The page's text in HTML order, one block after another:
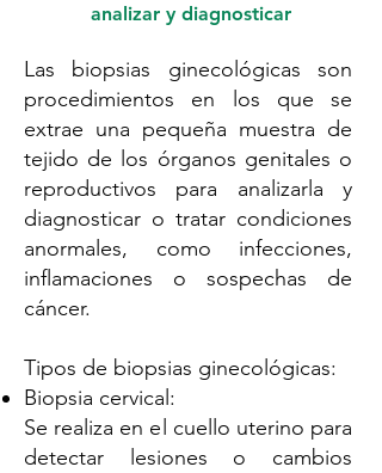
analizar y diagnosticar
Las biopsias ginecológicas son
procedimientos en los que se
extrae una pequeña muestra de
tejido de los órganos genitales o
reproductivos para analizarla y
diagnosticar o tratar condiciones
anormales, como infecciones,
inflamaciones o sospechas de
cáncer.
Tipos de biopsias ginecológicas:
Biopsia cervical:
Se realiza en el cuello uterino para
detectar lesiones o cambios